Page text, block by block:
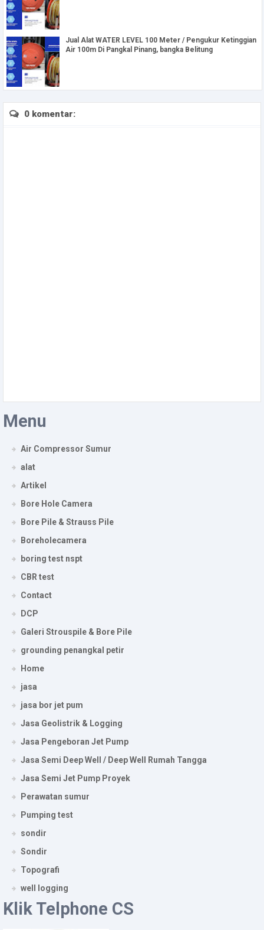
Jual Alat WATER LEVEL 100 Meter / Pengukur Ketinggian
Air 100m Di Pangkal Pinang, bangka Belitung
0 komentar:
Menu
Air Compressor Sumur
alat
Artikel
Bore Hole Camera
Bore Pile & Strauss Pile
Boreholecamera
boring test nspt
CBR test
Contact
DCP
Galeri Strouspile & Bore Pile
grounding penangkal petir
Home
jasa
jasa bor jet pum
Jasa Geolistrik & Logging
Jasa Pengeboran Jet Pump
Jasa Semi Deep Well / Deep Well Rumah Tangga
Jasa Semi Jet Pump Proyek
Perawatan sumur
Pumping test
sondir
Sondir
Topografi
well logging
Klik Telphone CS